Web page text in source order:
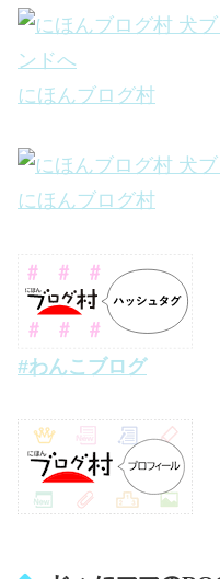
にほんブログ村
にほんブログ村
#わんこブログ